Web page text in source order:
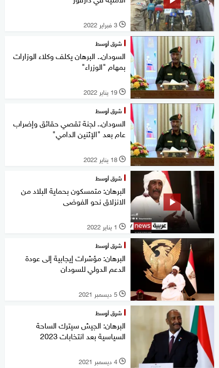
l 3 فبراير 2022
شرق أوسط
السودان.. البرهان يكلف وكلاء الوزارات
بمهام "الوزراء"
l 19 يناير 2022
شرق أوسط
السودان.. لجنة تقصي حقائق وإضراب
عام بعد "الإثنين الدامي"
l 18 يناير 2022
شرق أوسط
البرهان: متمسكون بحماية البلاد من
الانزلاق نحو الفوضى
l 1 يناير 2022
شرق أوسط
البرهان: مؤشرات إيجابية إلى عودة
الدعم الدولي للسودان
l 5 ديسمبر 2021
شرق أوسط
البرهان: الجيش سيترك الساحة
السياسية بعد انتخابات 2023
l 4 ديسمبر 2021